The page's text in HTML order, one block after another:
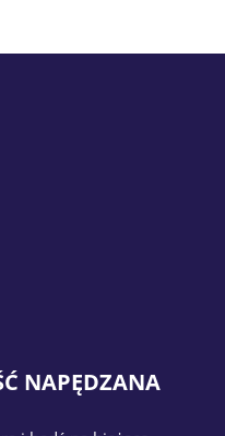
NAPĘDZANA